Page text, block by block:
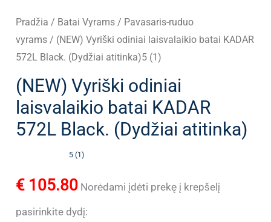
Pradžia / Batai Vyrams / Pavasaris-ruduo
vyrams / (NEW) Vyriški odiniai laisvalaikio batai KADAR
572L Black. (Dydžiai atitinka)5 (1)
(NEW) Vyriški odiniai
laisvalaikio batai KADAR
572L Black. (Dydžiai atitinka)
5 (1)
€ 105.80 Norėdami įdėti prekę į krepšelį
pasirinkite dydį: